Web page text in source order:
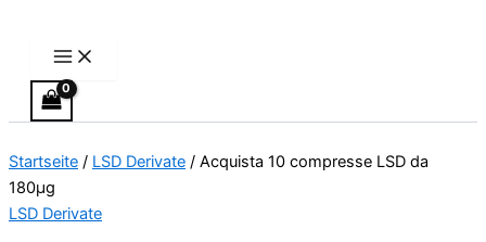
springen
Startseite / LSD Derivate / Acquista 10 compresse LSD da
180µg
LSD Derivate
compresse
180µg
Die